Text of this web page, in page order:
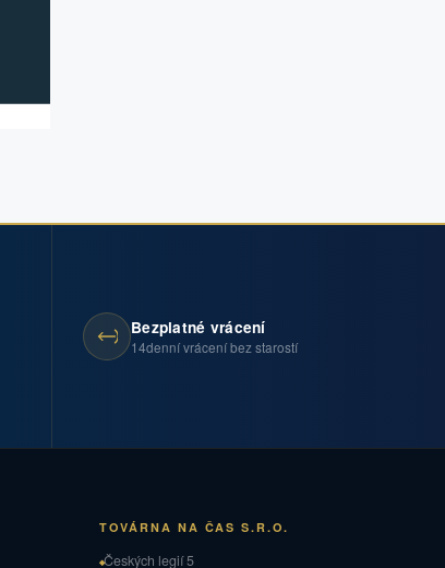
Bezplatné vrácení
14denní vrácení bez starostí
TOVÁRNA NA ČAS S.R.O.
Českých legií 5